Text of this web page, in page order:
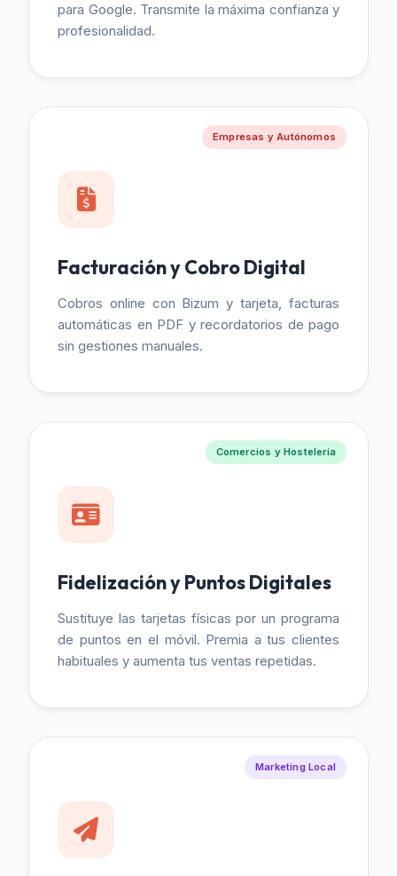
para Google. Transmite la máxima confianza y
profesionalidad.
Empresas y Autónomos
Facturación y Cobro Digital
Cobros online con Bizum y tarjeta, facturas
automáticas en PDF y recordatorios de pago
sin gestiones manuales.
Comercios y Hostelería
Fidelización y Puntos Digitales
Sustituye las tarjetas físicas por un programa
de puntos en el móvil. Premia a tus clientes
habituales y aumenta tus ventas repetidas.
Marketing Local